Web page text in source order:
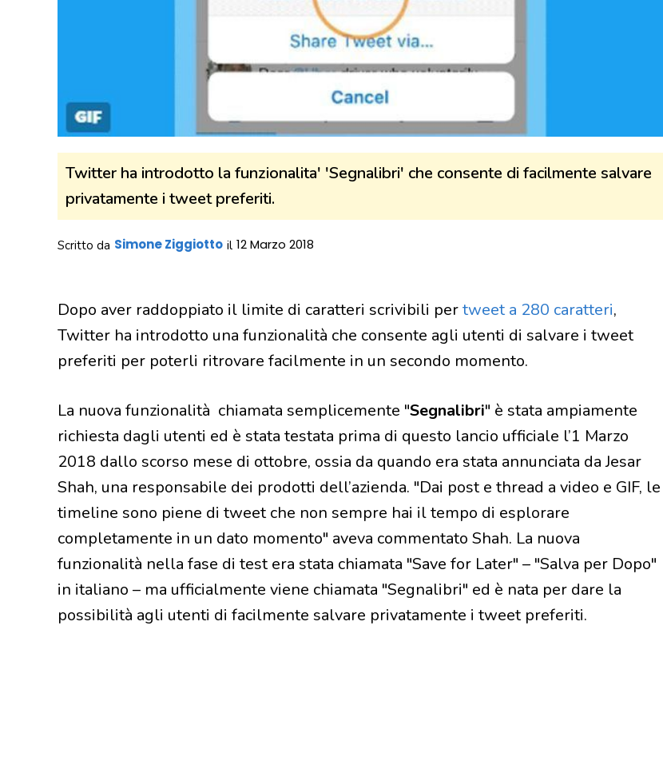
Twitter ha introdotto la funzionalita' 'Segnalibri' che consente di facilmente salvare
privatamente i tweet preferiti.
Scritto da Simone Ziggiotto il 12 Marzo 2018
Dopo aver raddoppiato il limite di caratteri scrivibili pertweet a 280 caratteri,
Twitter ha introdotto una funzionalità che consente agli utenti di salvare i tweet
preferiti per poterli ritrovare facilmente in un secondo momento.
La nuova funzionalità chiamata semplicemente "Segnalibri" è stata ampiamente
richiesta dagli utenti ed è stata testata prima di questo lancio ufficiale l’1 Marzo
2018 dallo scorso mese di ottobre, ossia da quando era stata annunciata da Jesar
Shah, una responsabile dei prodotti dell’azienda. "Dai post e thread a video e GIF, le
timeline sono piene di tweet che non sempre hai il tempo di esplorare
completamente in un dato momento" aveva commentato Shah. La nuova
funzionalità nella fase di test era stata chiamata "Save for Later" – "Salva per Dopo"
in italiano – ma ufficialmente viene chiamata "Segnalibri" ed è nata per dare la
possibilità agli utenti di facilmente salvare privatamente i tweet preferiti.